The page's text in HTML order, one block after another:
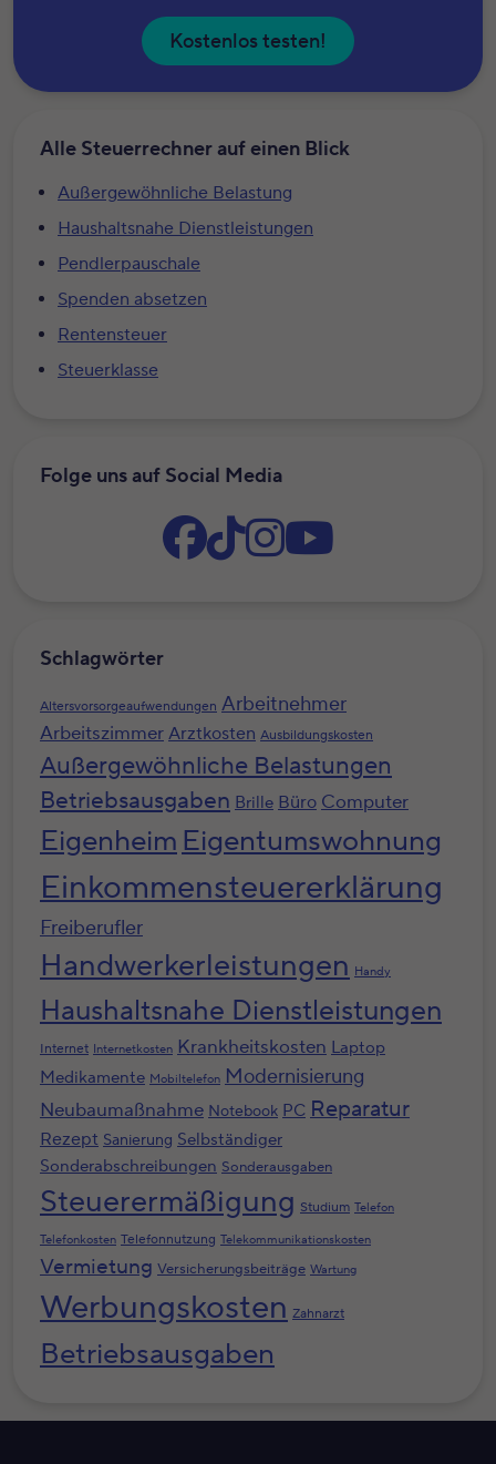
Kostenlos testen!
Alle Steuerrechner auf einen Blick
Außergewöhnliche Belastung
Haushaltsnahe Dienstleistungen
Pendlerpauschale
Spenden absetzen
Rentensteuer
Steuerklasse
Folge uns auf Social Media
Schlagwörter
Altersvorsorgeaufwendungen Arbeitnehmer
Arbeitszimmer Arztkosten Ausbildungskosten
Außergewöhnliche Belastungen
Betriebsausgaben Brille Büro Computer
Eigenheim Eigentumswohnung
Einkommensteuererklärung
Freiberufler
Handwerkerleistungen Handy
Haushaltsnahe Dienstleistungen
Internet Internetkosten Krankheitskosten Laptop
Medikamente Mobiltelefon Modernisierung
Neubaumaßnahme Notebook PC Reparatur
Rezept Sanierung Selbständiger
Sonderabschreibungen Sonderausgaben
Steuerermäßigung Studium Telefon
Telefonkosten Telefonnutzung Telekommunikationskosten
Vermietung Versicherungsbeiträge Wartung
Werbungskosten Zahnarzt
Betriebsausgaben